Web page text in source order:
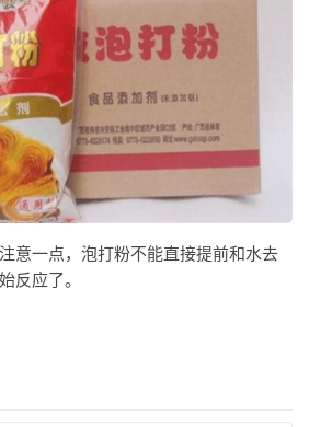
意一点，泡打粉不能直接提前和水去
反应了。